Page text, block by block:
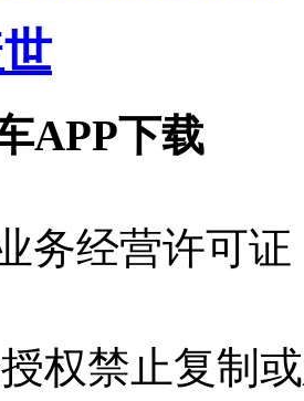
APP下载
务经营许可
权禁止复制